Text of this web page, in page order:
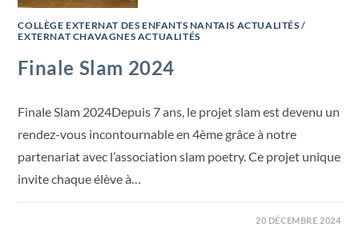
COLLÈGE EXTERNAT DES ENFANTS NANTAIS ACTUALITÉS /
EXTERNAT CHAVAGNES ACTUALITÉS
Finale Slam 2024
Finale Slam 2024Depuis 7 ans, le projet slam est devenu un
rendez-vous incontournable en 4ème grâce à notre
partenariat avec l’association slam poetry. Ce projet unique
invite chaque élève à…
20 DÉCEMBRE 2024